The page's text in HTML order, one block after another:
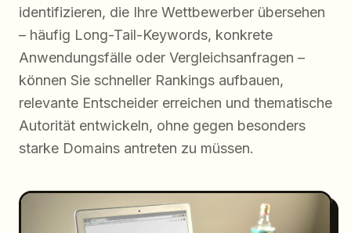
identifizieren, die Ihre Wettbewerber übersehen
– häufig Long-Tail-Keywords, konkrete
Anwendungsfälle oder Vergleichsanfragen –
können Sie schneller Rankings aufbauen,
relevante Entscheider erreichen und thematische
Autorität entwickeln, ohne gegen besonders
starke Domains antreten zu müssen.